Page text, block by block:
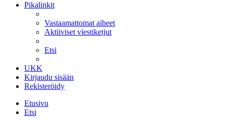
Pikalinkit
Vastaamattomat aiheet
Aktiiviset viestiketjut
Etsi
UKK
Kirjaudu sisään
Rekisteröidy
Etusivu
Etsi